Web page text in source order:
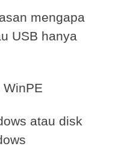
mengapa
USB hanya
atau disk